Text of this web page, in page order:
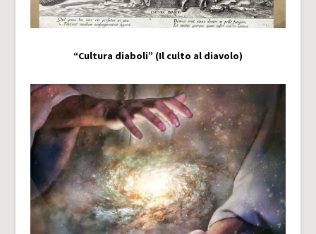
“Cultura diaboli” (Il culto al diavolo)